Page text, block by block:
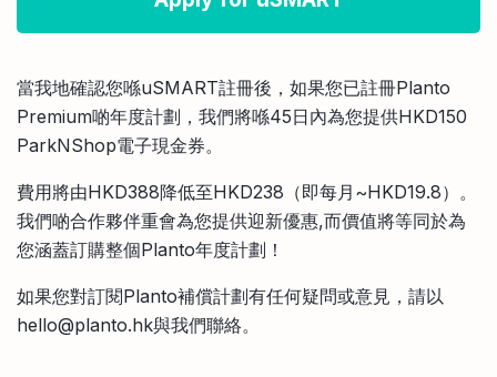
當我地確認您喺uSMART註冊後，如果您已註冊Planto
Premium啲年度計劃，我們將喺45日內為您提供HKD150
ParkNShop電子現金券。
費用將由HKD388降低至HKD238（即每月~HKD19.8）。
我們啲合作夥伴重會為您提供迎新優惠,而價值將等同於為
您涵蓋訂購整個Planto年度計劃！
如果您對訂閱Planto補償計劃有任何疑問或意見，請以
hello@planto.hk與我們聯絡。